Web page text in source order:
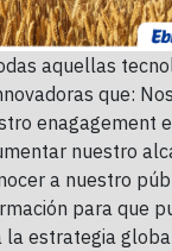
aquellas
que:
enagagement
nuestro
a nuestro
para que
la estrategia